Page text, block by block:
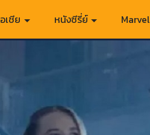
เชีย หนังซีรี่ย์